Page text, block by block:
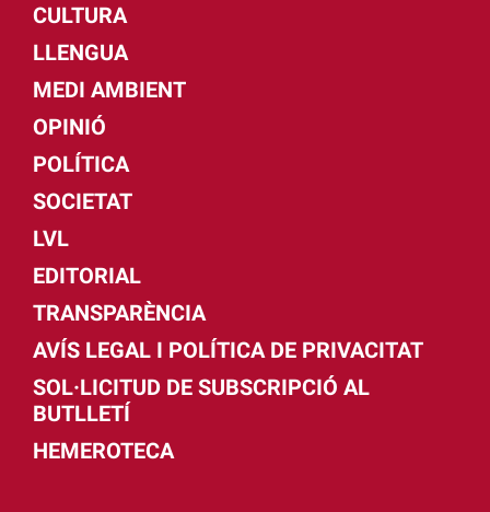
CULTURA
LLENGUA
MEDI AMBIENT
OPINIÓ
POLÍTICA
SOCIETAT
LVL
EDITORIAL
TRANSPARÈNCIA
AVÍS LEGAL I POLÍTICA DE PRIVACITAT
SOL·LICITUD DE SUBSCRIPCIÓ AL
BUTLLETÍ
HEMEROTECA